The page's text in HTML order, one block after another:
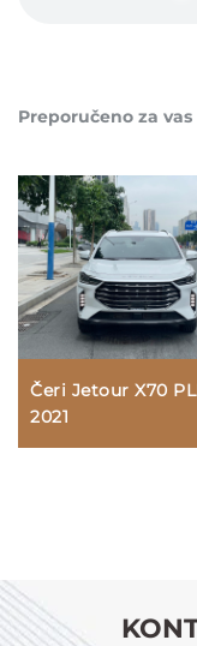
Preporučeno za vas
Čeri Jetour X70
2021